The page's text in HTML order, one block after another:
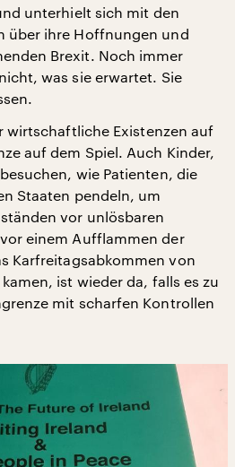
unterhielt sich mit den
über ihre Hoffnungen und
Brexit. Noch immer
was sie erwartet. Sie
wirtschaftliche Existenzen auf
auf dem Spiel. Auch Kinder,
wie Patienten, die
Staaten pendeln, um
vor unlösbaren
einem Aufflammen der
Karfreitagsabkommen von
ist wieder da, falls es zu
mit scharfen Kontrollen